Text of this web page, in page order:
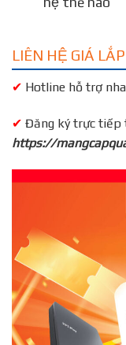
LIÊN HỆ GIÁ
✔ Hotline hỗ trợ
✔ Đăng ký trực tiếp
https://